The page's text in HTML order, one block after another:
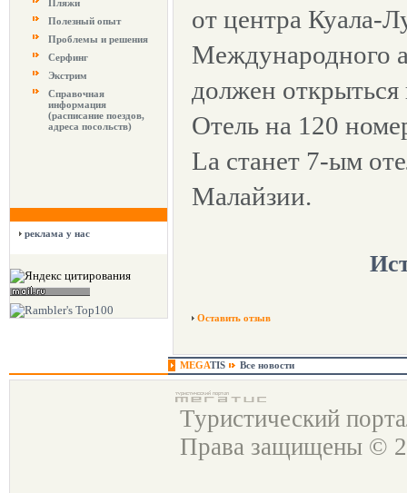
Пляжи
Полезный опыт
Проблемы и решения
Серфинг
Экстрим
Справочная
информация
(расписание поездов,
адреса посольств)
реклама у нас
от центра Куала-
Международного
должен открыться
Отель на 120
La станет 7-ым
Малайзии.
Оставить отзыв
MEGATIS Все новости
Туристический
Права защищены ©